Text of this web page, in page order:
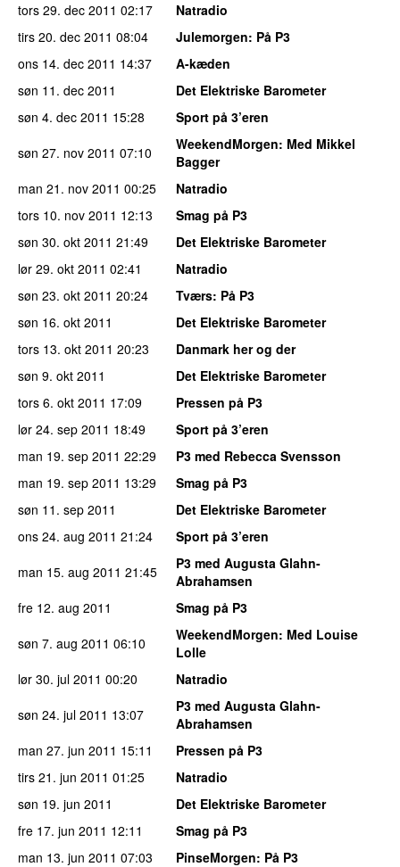
tors 29. dec 2011 02:17
Natradio
tirs 20. dec 2011 08:04 Julemorgen: På P3
ons 14. dec 2011 14:37
A-kæden
søn 11. dec 2011
Det Elektriske Barometer
søn 4. dec 2011 15:28
Sport på 3’eren
søn 27. nov 2011 07:10 WeekendMorgen: Med Mikkel
Bagger
man 21. nov 2011 00:25
Natradio
tors 10. nov 2011 12:13
Smag på P3
søn 30. okt 2011 21:49
Det Elektriske Barometer
lør 29. okt 2011 02:41
Natradio
søn 23. okt 2011 20:24 Tværs: På P3
søn 16. okt 2011
Det Elektriske Barometer
tors 13. okt 2011 20:23
Danmark her og der
søn 9. okt 2011
Det Elektriske Barometer
tors 6. okt 2011 17:09
Pressen på P3
lør 24. sep 2011 18:49
Sport på 3’eren
man 19. sep 2011 22:29
P3 med Rebecca Svensson
man 19. sep 2011 13:29
Smag på P3
søn 11. sep 2011
Det Elektriske Barometer
ons 24. aug 2011 21:24
Sport på 3’eren
man 15. aug 2011 21:45
P3 med Augusta Glahn-
Abrahamsen
fre 12. aug 2011
Smag på P3
søn 7. aug 2011 06:10 WeekendMorgen: Med Louise
Lolle
lør 30. jul 2011 00:20
Natradio
søn 24. jul 2011 13:07
P3 med Augusta Glahn-
Abrahamsen
man 27. jun 2011 15:11
Pressen på P3
tirs 21. jun 2011 01:25
Natradio
søn 19. jun 2011
Det Elektriske Barometer
fre 17. jun 2011 12:11
Smag på P3
man 13. jun 2011 07:03 PinseMorgen: På P3